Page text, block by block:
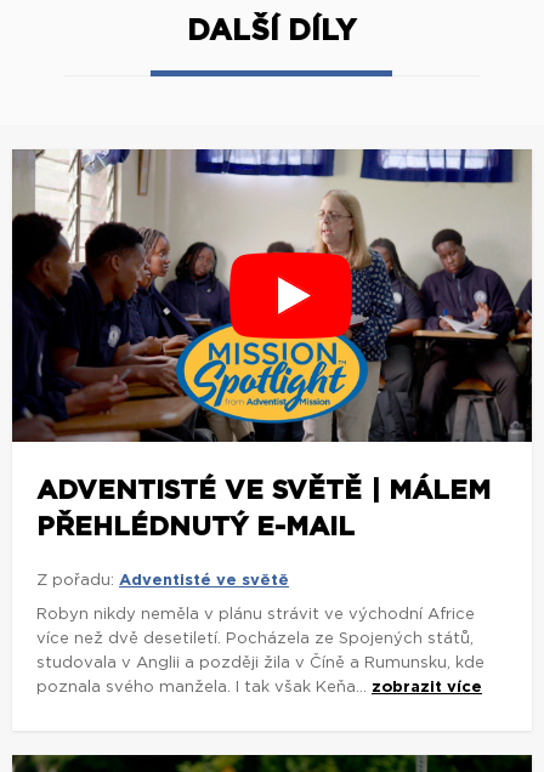
DALŠÍ DÍLY
ADVENTISTÉ VE SVĚTĚ | MÁLEM
PŘEHLÉDNUTÝ E-MAIL
Z pořadu: Adventisté ve světě
Robyn nikdy neměla v plánu strávit ve východní Africe
více než dvě desetiletí. Pocházela ze Spojených států,
studovala v Anglii a později žila v Číně a Rumunsku, kde
poznala svého manžela. I tak však Keňa... zobrazit více